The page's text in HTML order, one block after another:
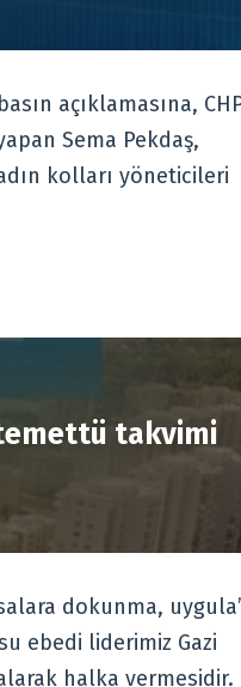
açıklamasına,
Sema Pekdaş,
kolları yöneticileri
temettü takvimi
dokunma, uygula’
ebedi liderimiz Gazi
halka vermesidir.